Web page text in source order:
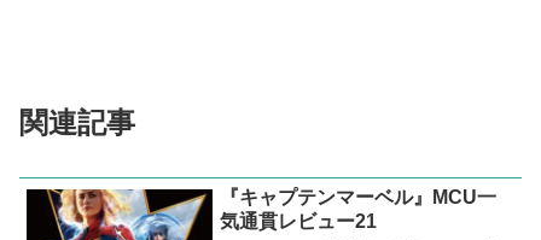
関連記事
『キャプテンマーベル』MCU一
気通貫レビュー21